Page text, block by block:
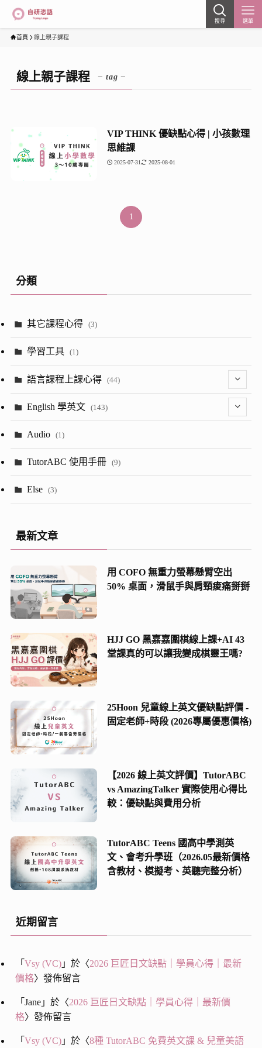
搜尋 選單
首頁 線上親子課程
線上親子課程 – tag –
VIP THINK 優缺點心得 | 小孩數理
思維課
2025-07-31 2025-08-01
1
分類
其它課程心得 (3)
學習工具 (1)
語言課程上課心得 (44)
(2)
English 學英文 (143)
(13)
(8)
(21)
(13)
Audio (1)
TutorABC 使用手冊 (9)
Else (3)
最新文章
用 COFO 無重力螢幕懸臂空出
50% 桌面，滑鼠手與肩頸痠痛掰掰
HJJ GO 黑嘉嘉圍棋線上課+AI 43
堂課真的可以讓我變成棋靈王嗎?
25Hoon 兒童線上英文優缺點評價 -
固定老師+時段 (2026專屬優惠價格)
【2026 線上英文評價】TutorABC
vs AmazingTalker 實際使用心得比
較：優缺點與費用分析
TutorABC Teens 國高中學測英
文、會考升學班（2026.05最新價格
含教材、模擬考、英聽完整分析）
近期留言
「 Vsy (VC)」於〈2026 巨匠日文缺點｜學員心得｜最新
價格〉發佈留言
「 Jane」於〈2026 巨匠日文缺點｜學員心得｜最新價
格〉發佈留言
「 Vsy (VC)」於〈8種 TutorABC 免費英文課 & 兒童美語